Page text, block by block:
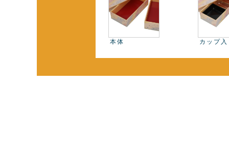
本体 カップ入